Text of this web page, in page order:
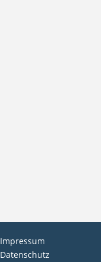
Impressum
Datenschutz